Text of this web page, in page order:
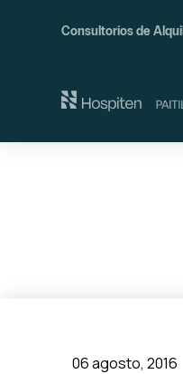
Consultorios de
06 agosto, 2016